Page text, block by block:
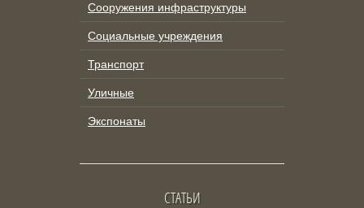
Сооружения инфраструктуры
Социальные учреждения
Транспорт
Уличные
Экспонаты
СТАТЬИ